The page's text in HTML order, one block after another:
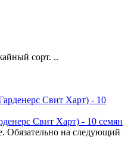
сорт. ..
Свит Харт) - 10 семян
Обязательно на следующий